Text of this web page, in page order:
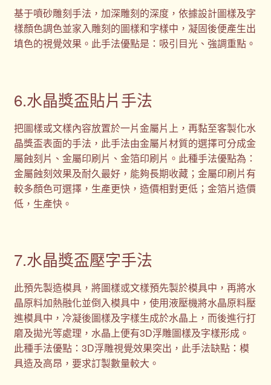
基于噴砂雕刻手法，加深雕刻的深度，依據設計圖樣及字
樣顏色調色並家入雕刻的圖樣和字樣中，凝固後便產生出
填色的視覺效果。此手法優點是：吸引目光、強調重點。
6.水晶獎盃貼片手法
把圖樣或文樣內容放置於一片金屬片上，再黏至客製化水
晶獎盃表面的手法，此手法由金屬片材質的選擇可分成金
屬蝕刻片、金屬印刷片、金箔印刷片。此種手法優點為：
金屬蝕刻效果及耐久最好，能夠長期收藏；金屬印刷片有
較多顏色可選擇，生產更快，造價相對更低；金箔片造價
低，生產快。
7.水晶獎盃壓字手法
此預先製造模具，將圖樣或文樣預先製於模具中，再將水
晶原料加熱融化並倒入模具中，使用液壓機將水晶原料壓
進模具中，冷凝後圖樣及字樣生成於水晶上，而後進行打
磨及拋光等處理，水晶上便有3D浮雕圖樣及字樣形成。
此種手法優點：3D浮雕視覺效果突出，此手法缺點：模
具造及高昂，要求訂製數量較大。